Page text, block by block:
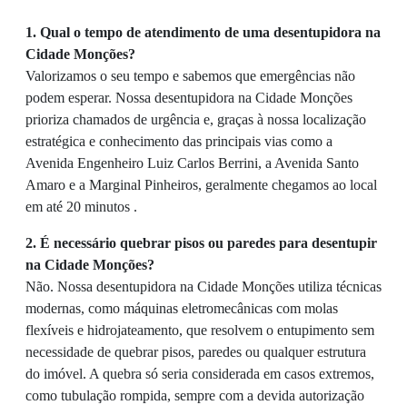
1. Qual o tempo de atendimento de uma desentupidora na
Cidade Monções?
Valorizamos o seu tempo e sabemos que emergências não
podem esperar. Nossa desentupidora na Cidade Monções
prioriza chamados de urgência e, graças à nossa localização
estratégica e conhecimento das principais vias como a
Avenida Engenheiro Luiz Carlos Berrini, a Avenida Santo
Amaro e a Marginal Pinheiros, geralmente chegamos ao local
em até 20 minutos .
2. É necessário quebrar pisos ou paredes para desentupir
na Cidade Monções?
Não. Nossa desentupidora na Cidade Monções utiliza técnicas
modernas, como máquinas eletromecânicas com molas
flexíveis e hidrojateamento, que resolvem o entupimento sem
necessidade de quebrar pisos, paredes ou qualquer estrutura
do imóvel. A quebra só seria considerada em casos extremos,
como tubulação rompida, sempre com a devida autorização